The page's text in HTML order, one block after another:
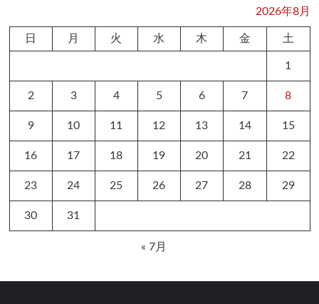
2026年8月
日 月 火 水 木 金 土
1
2 3 4 5 6 7 8
9 10 11 12 13 14 15
16 17 18 19 20 21 22
23 24 25 26 27 28 29
30 31
« 7月